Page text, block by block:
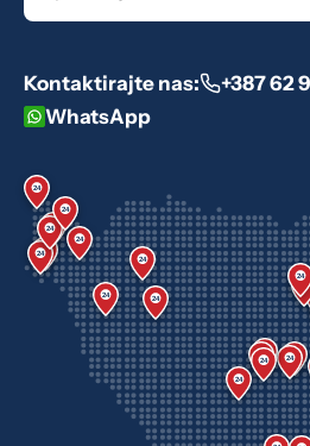
Kontaktirajte nas: +387 62
WhatsApp